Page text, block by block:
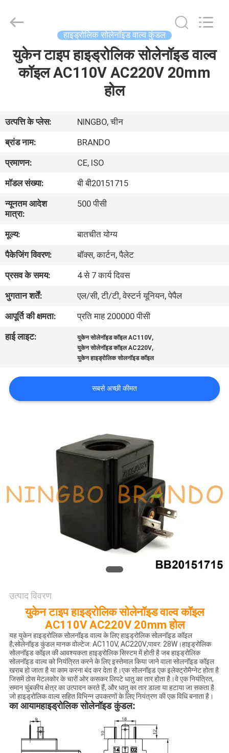
घर
हमारे
बारे
में
कारखाने
का
गुणवत्ता
नियंत्रण
हमसे
संपर्क
करें
उद्धरण
मांगें
Reserved.
हाइड्रोलिक सोलेनॉइड वाल्व कुंडल
युकेन टाइप हाइड्रोलिक सोलेनॉइड वाल्व
कॉइल AC110V AC220V 20mm
होल
उत्पत्ति के प्लेस:
NINGBO, चीन
ब्रांड नाम:
BRANDO
प्रमाणन:
CE, ISO
मॉडल संख्या:
बी बी20151715
न्यूनतम आदेश
मात्रा:
500 पीसी
मूल्य:
बातचीत योग्य
पैकेजिंग विवरण:
बॉक्स, कार्टन, पैलेट
प्रसव के समय:
4 से 7 कार्य दिवस
भुगतान शर्तें:
एल/सी, टी/टी, वेस्टर्न यूनियन, पेपैल
आपूर्ति की क्षमता:
प्रति माह 200000 पीसी
हाई लाइट:
युकेन सोलेनॉइड कॉइल AC110V,
युकेन सोलेनॉइड कॉइल AC220V,
युकेन हाइड्रोलिक सोलनॉइड कॉइल
सबसे अच्छी कीमत
उत्पाद विवरण
युकेन टाइप हाइड्रोलिक सोलेनॉइड वाल्व कॉइल
AC110V AC220V 20mm होल
यह युकेन हाइड्रोलिक सोलनॉइड वाल्व के लिए हाइड्रोलिक सोलनॉइड कॉइल
है;सोलेनॉइड कुंडल मानक वोल्टेज: AC110V, AC220V;पावर: 28W।हाइड्रोलिक
सोलनॉइड कॉइल की आवश्यकता हाइड्रोलिक सिस्टम में होती है जब हाइड्रोलिक
सोलनॉइड वाल्व को नियंत्रित करने के लिए इस्तेमाल किया जाने वाला सोलनॉइड कॉइल
खराब हो जाता है या काम करना बंद कर देता है।एक सोलनॉइड एक इलेक्ट्रोमैग्नेट होता है
जिसमें ठोस मेटलकोर के चारों ओर कसकर लिपटे धातु का तार होता है।वे एक नियंत्रित,
समान चुंबकीय क्षेत्र का उत्पादन करते हैं, और धातु का तार डाला या हटाया जा सकता है
जो हाइड्रोलिक वाल्व सहित विभिन्न उपकरणों के लिए नियंत्रण की एक विधि बनाता है।
का आयामहाइड्रोलिक सोलेनॉइड कुंडल: